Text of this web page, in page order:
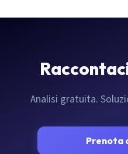
Analisi gratuita.
Prenota